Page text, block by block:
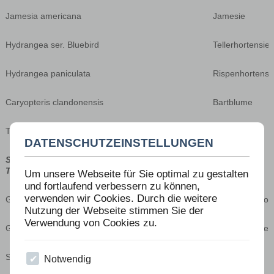
DATENSCHUTZEINSTELLUNGEN
Um unsere Webseite für Sie optimal zu gestalten
und fortlaufend verbessern zu können,
verwenden wir Cookies. Durch die weitere
Nutzung der Webseite stimmen Sie der
Verwendung von Cookies zu.
Notwendig
Jamesia americana Jamesie
Hydrangea ser. Bluebird Tellerhortensie
Hydrangea paniculata
Caryopteris clandonensis Bartblume
Tamarix ram. “Pink Cascade“
Stauden für Kübel, Balkonkästen und sonnige und trockene
Terrassen
Geranium “Jolly Bee“ Storchschnabel
Geranium sanguineum Blutstorchschnabel
Scabiosa col. “Mars Midget“